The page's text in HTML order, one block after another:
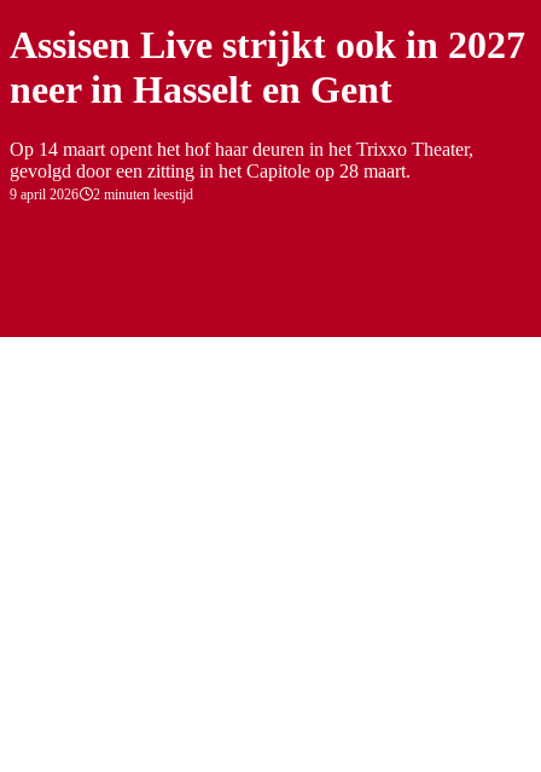
Assisen Live strijkt ook in 2027
neer in Hasselt en Gent
Op 14 maart opent het hof haar deuren in het Trixxo Theater,
gevolgd door een zitting in het Capitole op 28 maart.
9 april 2026 2 minuten leestijd